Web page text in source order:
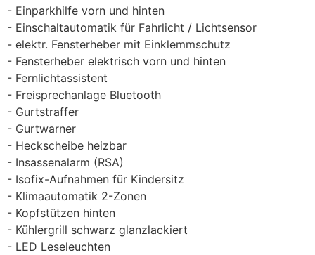
Einparkhilfe vorn und hinten
Einschaltautomatik für Fahrlicht / Lichtsensor
elektr. Fensterheber mit Einklemmschutz
Fensterheber elektrisch vorn und hinten
Fernlichtassistent
Freisprechanlage Bluetooth
Gurtstraffer
Gurtwarner
Heckscheibe heizbar
Insassenalarm (RSA)
Isofix-Aufnahmen für Kindersitz
Klimaautomatik 2-Zonen
Kopfstützen hinten
Kühlergrill schwarz glanzlackiert
LED Leseleuchten